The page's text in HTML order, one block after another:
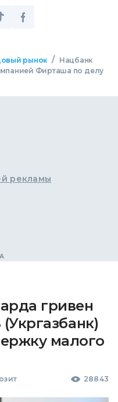
рынок /
Нацбанк
Фирташа по делу
рекламы
гривен
малого
28843